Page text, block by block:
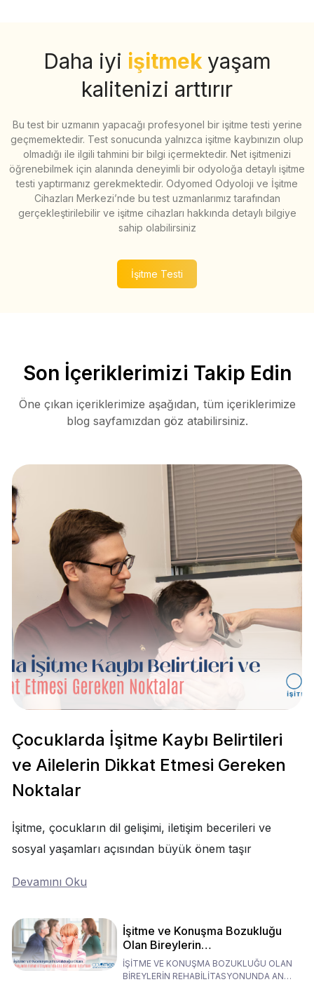
Daha iyi işitmek yaşam
kalitenizi arttırır
Bu test bir uzmanın yapacağı profesyonel bir işitme testi yerine
geçmemektedir. Test sonucunda yalnızca işitme kaybınızın olup
olmadığı ile ilgili tahmini bir bilgi içermektedir. Net işitmenizi
öğrenebilmek için alanında deneyimli bir odyoloğa detaylı işitme
testi yaptırmanız gerekmektedir. Odyomed Odyoloji ve İşitme
Cihazları Merkezi’nde bu test uzmanlarımız tarafından
gerçekleştirilebilir ve işitme cihazları hakkında detaylı bilgiye
sahip olabilirsiniz
İşitme Testi
Son İçeriklerimizi Takip Edin
Öne çıkan içeriklerimize aşağıdan, tüm içeriklerimize
blog sayfamızdan göz atabilirsiniz.
Çocuklarda İşitme Kaybı Belirtileri
ve Ailelerin Dikkat Etmesi Gereken
Noktalar
İşitme, çocukların dil gelişimi, iletişim becerileri ve
sosyal yaşamları açısından büyük önem taşır
Devamını Oku
İşitme ve Konuşma Bozukluğu
Olan Bireylerin
Rehabilitasyonunda Ana
Babaların Tutumları
İŞİTME VE KONUŞMA BOZUKLUĞU OLAN
BİREYLERİN REHABİLİTASYONUNDA ANA